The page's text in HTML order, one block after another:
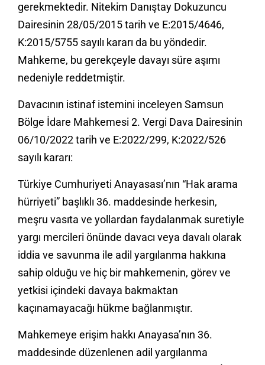
gerekmektedir. Nitekim Danıştay Dokuzuncu
Dairesinin 28/05/2015 tarih ve E:2015/4646,
K:2015/5755 sayılı kararı da bu yöndedir.
Mahkeme, bu gerekçeyle davayı süre aşımı
nedeniyle reddetmiştir.
Davacının istinaf istemini inceleyen Samsun
Bölge İdare Mahkemesi 2. Vergi Dava Dairesinin
06/10/2022 tarih ve E:2022/299, K:2022/526
sayılı kararı:
Türkiye Cumhuriyeti Anayasası’nın “Hak arama
hürriyeti” başlıklı 36. maddesinde herkesin,
meşru vasıta ve yollardan faydalanmak suretiyle
yargı mercileri önünde davacı veya davalı olarak
iddia ve savunma ile adil yargılanma hakkına
sahip olduğu ve hiç bir mahkemenin, görev ve
yetkisi içindeki davaya bakmaktan
kaçınamayacağı hükme bağlanmıştır.
Mahkemeye erişim hakkı Anayasa’nın 36.
maddesinde düzenlenen adil yargılanma